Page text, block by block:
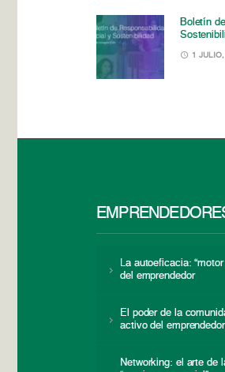
Boletín
1
La autoeficacia:
del emprendedor
El poder de la
activo del emprendedor
Networking: el arte de